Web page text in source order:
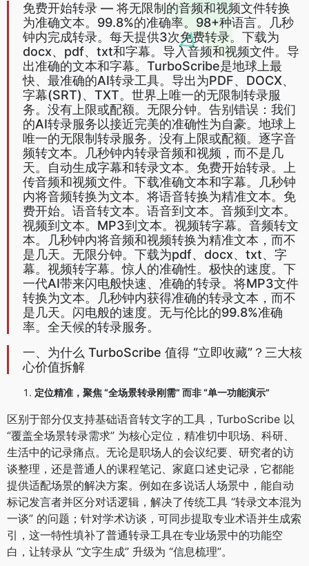
免费开始转录 — 将无限制的音频和视频文件转换
为准确文本。99.8%的准确率。98+种语言。几秒
钟内完成转录。每天提供3次免费转录。下载为
docx、pdf、txt和字幕。导入音频和视频文件。导
出准确的文本和字幕。TurboScribe是地球上最
快、最准确的AI转录工具。导出为PDF、DOCX、
字幕(SRT)、TXT。世界上唯一的无限制转录服
务。没有上限或配额。无限分钟。告别错误：我们
的AI转录服务以接近完美的准确性为自豪。地球上
唯一的无限制转录服务。没有上限或配额。逐字音
频转文本。几秒钟内转录音频和视频，而不是几
天。自动生成字幕和转录文本。免费开始转录。上
传音频和视频文件。下载准确文本和字幕。几秒钟
内将音频转换为文本。将语音转换为精准文本。免
费开始。语音转文本。语音到文本。音频到文本。
视频到文本。MP3到文本。视频转字幕。音频转文
本。几秒钟内将音频和视频转换为精准文本，而不
是几天。无限分钟。下载为pdf、docx、txt、字
幕。视频转字幕。惊人的准确性。极快的速度。下
一代AI带来闪电般快速、准确的转录。将MP3文件
转换为文本。几秒钟内获得准确的转录文本，而不
是几天。闪电般的速度。无与伦比的99.8%准确
率。全天候的转录服务。
一、为什么 TurboScribe 值得 “立即收藏”？三大核
心价值拆解
定位精准，聚焦 “全场景转录刚需” 而非 “单一功能演示”
区别于部分仅支持基础语音转文字的工具，TurboScribe 以
“覆盖全场景转录需求” 为核心定位，精准切中职场、科研、
生活中的记录痛点。无论是职场人的会议纪要、研究者的访
谈整理，还是普通人的课程笔记、家庭口述史记录，它都能
提供适配场景的解决方案。例如在多说话人场景中，能自动
标记发言者并区分对话逻辑，解决了传统工具 “转录文本混为
一谈” 的问题；针对学术访谈，可同步提取专业术语并生成索
引，这一特性填补了普通转录工具在专业场景中的功能空
白，让转录从 “文字生成” 升级为 “信息梳理”。